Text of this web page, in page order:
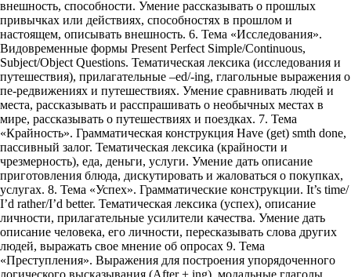
внешность, способности. Умение рассказывать о прошлых
привычках или действиях, способностях в прошлом и
настоящем, описывать внешность. 6. Тема «Исследования».
Видовременные формы Present Perfect Simple/Continuous,
Subject/Object Questions. Тематическая лексика (исследования и
путешествия), прилагательные –ed/-ing, глагольные выражения о
пе-редвижениях и путешествиях. Умение сравнивать людей и
места, рассказывать и расспрашивать о необычных местах в
мире, рассказывать о путешествиях и поездках. 7. Тема
«Крайность». Грамматическая конструкция Have (get) smth done,
пассивный залог. Тематическая лексика (крайности и
чрезмерность), еда, деньги, услуги. Умение дать описание
приготовления блюда, дискутировать и жаловаться о покупках,
услугах. 8. Тема «Успех». Грамматические конструкции. It’s time/
I’d rather/I’d better. Тематическая лексика (успех), описание
личности, прилагательные усилители качества. Умение дать
описание человека, его личности, пересказывать слова других
людей, выражать свое мнение об опросах 9. Тема
«Преступления». Выражения для построения упорядоченного
логического высказывания (After + ing), модальные глаголы